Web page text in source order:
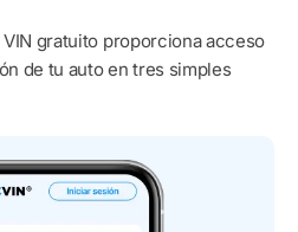
gratuito proporciona acceso
de tu auto en tres simples